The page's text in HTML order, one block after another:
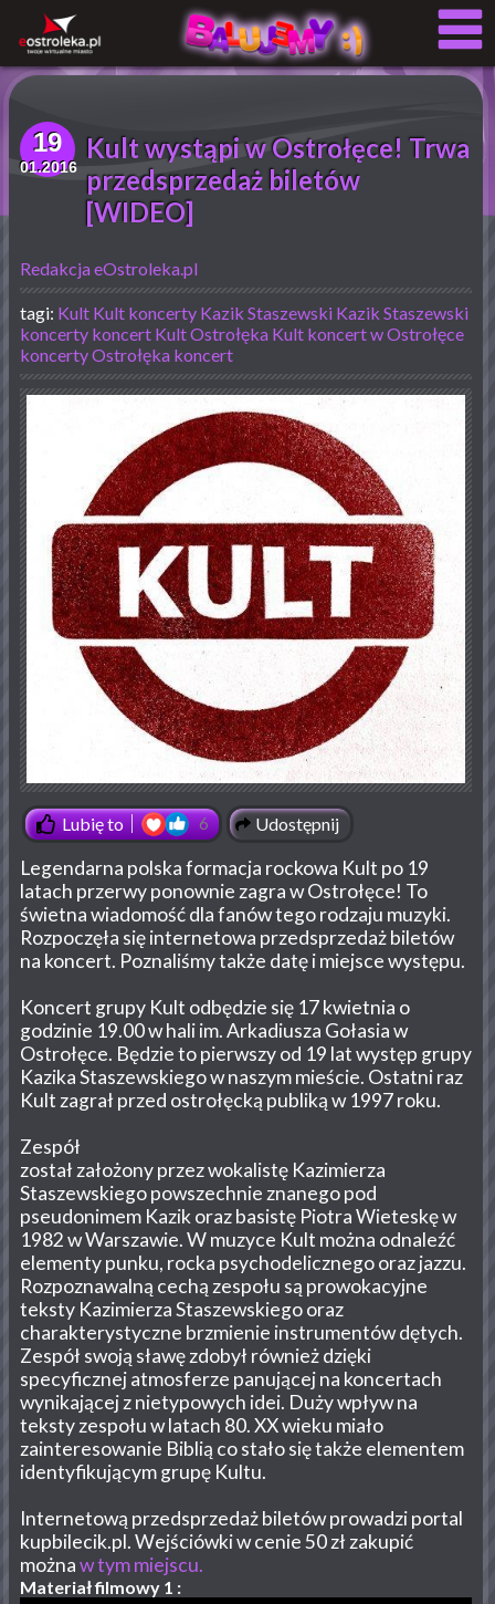
19
01.2016
Kult wystąpi w Ostrołęce! Trwa
przedsprzedaż biletów
[WIDEO]
Redakcja eOstroleka.pl
tagi: Kult Kult koncerty Kazik Staszewski Kazik Staszewski
koncerty koncert Kult Ostrołęka Kult koncert w Ostrołęce
koncerty Ostrołęka koncert
Lubię to 6 Udostępnij
Legendarna polska formacja rockowa Kult po 19
latach przerwy ponownie zagra w Ostrołęce! To
świetna wiadomość dla fanów tego rodzaju muzyki.
Rozpoczęła się internetowa przedsprzedaż biletów
na koncert. Poznaliśmy także datę i miejsce występu.
Koncert grupy Kult odbędzie się 17 kwietnia o
godzinie 19.00 w hali im. Arkadiusza Gołasia w
Ostrołęce. Będzie to pierwszy od 19 lat występ grupy
Kazika Staszewskiego w naszym mieście. Ostatni raz
Kult zagrał przed ostrołęcką publiką w 1997 roku.
Zespół
został założony przez wokalistę Kazimierza
Staszewskiego powszechnie znanego pod
pseudonimem Kazik oraz basistę Piotra Wieteskę w
1982 w Warszawie. W muzyce Kult można odnaleźć
elementy punku, rocka psychodelicznego oraz jazzu.
Rozpoznawalną cechą zespołu są prowokacyjne
teksty Kazimierza Staszewskiego oraz
charakterystyczne brzmienie instrumentów dętych.
Zespół swoją sławę zdobył również dzięki
specyficznej atmosferze panującej na koncertach
wynikającej z nietypowych idei. Duży wpływ na
teksty zespołu w latach 80. XX wieku miało
zainteresowanie Biblią co stało się także elementem
identyfikującym grupę Kultu.
Internetową przedsprzedaż biletów prowadzi portal
kupbilecik.pl. Wejściówki w cenie 50 zł zakupić
możnaw tym miejscu.
Materiał filmowy 1 :